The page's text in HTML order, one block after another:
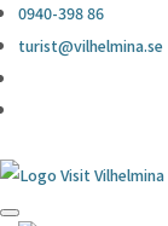
0940-398 86
turist@vilhelmina.se